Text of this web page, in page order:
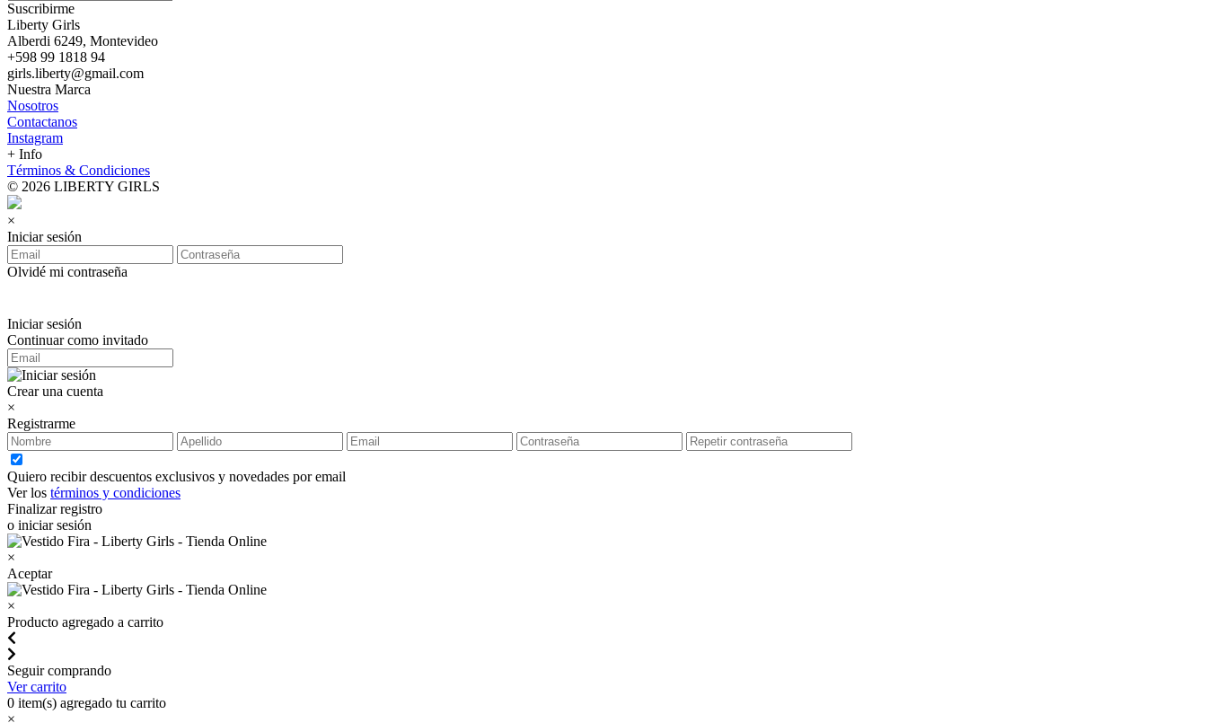
Suscribirme
Liberty Girls
Alberdi 6249, Montevideo
+598 99 1818 94
girls.liberty@gmail.com
Nuestra Marca
Nosotros
Contactanos
Instagram
+ Info
Términos & Condiciones
© 2026 LIBERTY GIRLS
×
Iniciar sesión
Olvidé mi contraseña
Iniciar sesión
Continuar como invitado
Crear una cuenta
×
Registrarme
Quiero recibir descuentos exclusivos y novedades por email
Ver los términos y condiciones
Finalizar registro
o iniciar sesión
×
Aceptar
×
Producto agregado a carrito
Seguir comprando
Ver carrito
0 item(s) agregado tu carrito
×